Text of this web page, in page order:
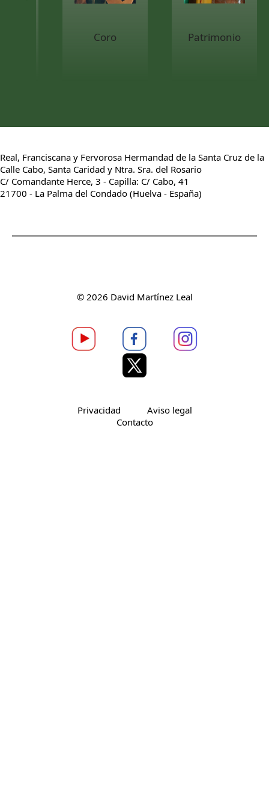
Coro Patrimonio
Real, Franciscana y Fervorosa Hermandad de la Santa Cruz de la
Calle Cabo, Santa Caridad y Ntra. Sra. del Rosario
C/ Comandante Herce, 3 - Capilla: C/ Cabo, 41
21700 - La Palma del Condado (Huelva - España)
© 2026 David Martínez Leal
Privacidad
Aviso legal
Contacto